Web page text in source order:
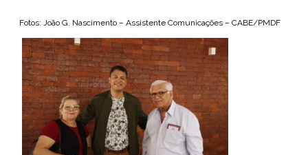
Fotos: João G. Nascimento – Assistente Comunicações – CABE/PMDF